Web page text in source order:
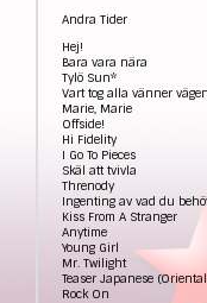
Andra Tider
Hej!
Bara vara nära
Tylö Sun*
Vart tog alla vänner
Marie, Marie
Offside!
Hi Fidelity
I Go To Pieces
Skäl att tvivla
Threnody
Ingenting av vad du
Kiss From A Stranger
Anytime
Young Girl
Mr. Twilight
Teaser Japanese
Rock On